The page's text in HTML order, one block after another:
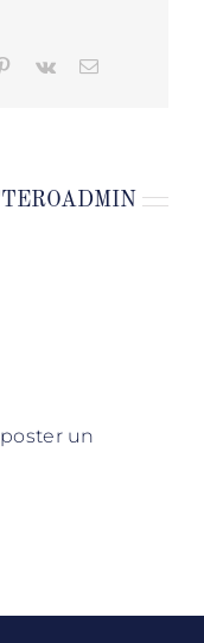
PinterestVk Email
un